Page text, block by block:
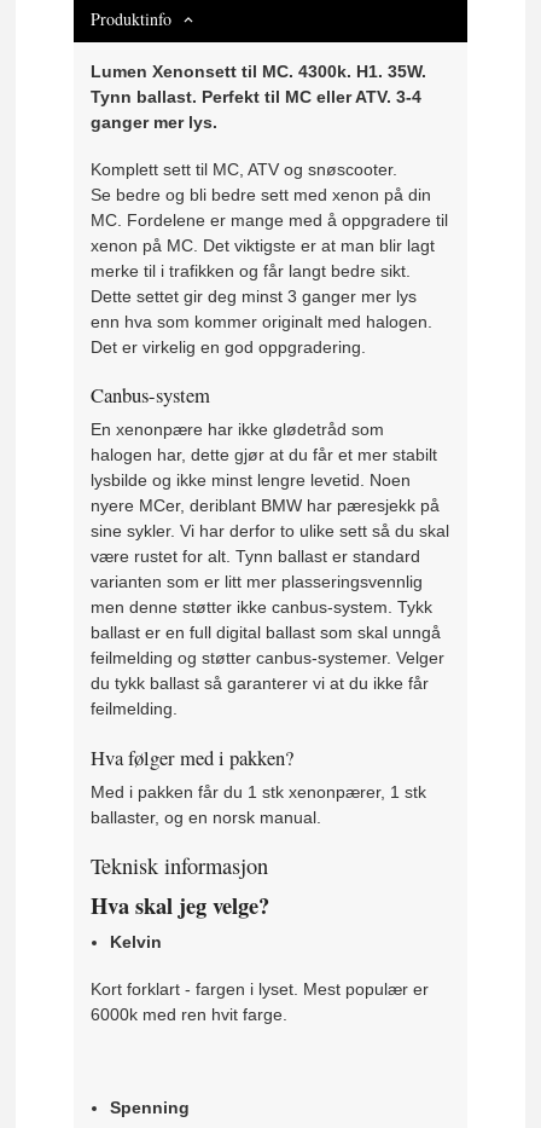
Produktinfo
Lumen Xenonsett til MC. 4300k. H1. 35W.
Tynn ballast. Perfekt til MC eller ATV. 3-4
ganger mer lys.
Komplett sett til MC, ATV og snøscooter.
Se bedre og bli bedre sett med xenon på din
MC. Fordelene er mange med å oppgradere til
xenon på MC. Det viktigste er at man blir lagt
merke til i trafikken og får langt bedre sikt.
Dette settet gir deg minst 3 ganger mer lys
enn hva som kommer originalt med halogen.
Det er virkelig en god oppgradering.
Canbus-system
En xenonpære har ikke glødetråd som
halogen har, dette gjør at du får et mer stabilt
lysbilde og ikke minst lengre levetid. Noen
nyere MCer, deriblant BMW har pæresjekk på
sine sykler. Vi har derfor to ulike sett så du skal
være rustet for alt. Tynn ballast er standard
varianten som er litt mer plasseringsvennlig
men denne støtter ikke canbus-system. Tykk
ballast er en full digital ballast som skal unngå
feilmelding og støtter canbus-systemer. Velger
du tykk ballast så garanterer vi at du ikke får
feilmelding.
Hva følger med i pakken?
Med i pakken får du 1 stk xenonpærer, 1 stk
ballaster, og en norsk manual.
Teknisk informasjon
Hva skal jeg velge?
Kelvin
Kort forklart - fargen i lyset. Mest populær er
6000k med ren hvit farge.
Spenning